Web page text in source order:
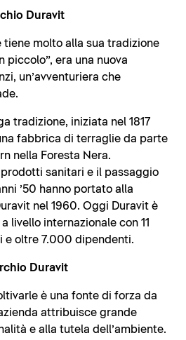
Duravit
tiene molto alla sua tradizione
piccolo”, era una nuova
un’avventuriera che
tradizione, iniziata nel 1817
fabbrica di terraglie da parte
nella Foresta Nera.
prodotti sanitari e il passaggio
’50 hanno portato alla
nel 1960. Oggi Duravit è
livello internazionale con 11
oltre 7.000 dipendenti.
Duravit
è una fonte di forza da
attribuisce grande
e alla tutela dell’ambiente.